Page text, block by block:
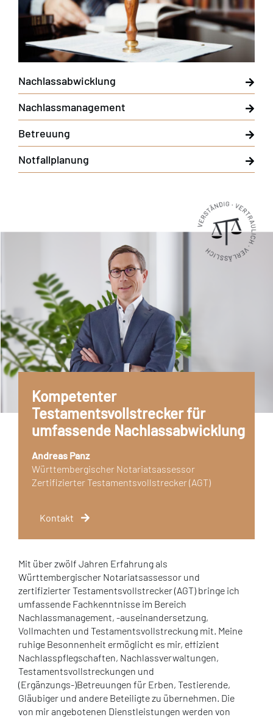
Nachlassabwicklung
Nachlassmanagement
Betreuung
Notfallplanung
Kompetenter
Testamentsvollstrecker für
umfassende Nachlassabwicklung
Andreas Panz
Württembergischer Notariatsassessor
Zertifizierter Testamentsvollstrecker (AGT)
Kontakt
Mit über zwölf Jahren Erfahrung als
Württembergischer Notariatsassessor und
zertifizierter Testamentsvollstrecker (AGT) bringe ich
umfassende Fachkenntnisse im Bereich
Nachlassmanagement, -auseinandersetzung,
Vollmachten und Testamentsvollstreckung mit. Meine
ruhige Besonnenheit ermöglicht es mir, effizient
Nachlasspflegschaften, Nachlassverwaltungen,
Testamentsvollstreckungen und
(Ergänzungs-)Betreuungen für Erben, Testierende,
Gläubiger und andere Beteiligte zu übernehmen. Die
von mir angebotenen Dienstleistungen werden von